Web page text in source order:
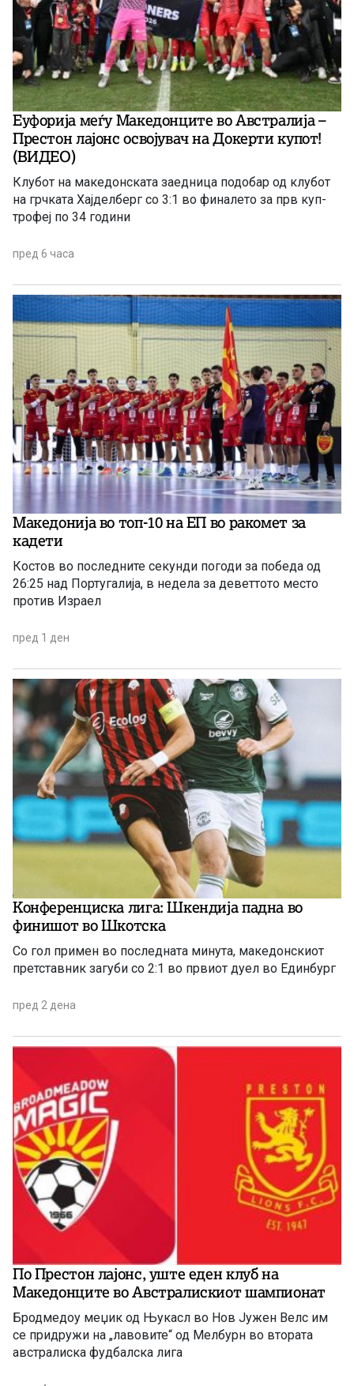
Еуфорија меѓу Македонците во Австралија –
Престон лајонс освојувач на Докерти купот!
(ВИДЕО)
Клубот на македонската заедница подобар од клубот
на грчката Хајделберг со 3:1 во финалето за прв куп-
трофеј по 34 години
пред 6 часа
Македонија во топ-10 на ЕП во ракомет за
кадети
Костов во последните секунди погоди за победа од
26:25 над Португалија, в недела за деветтото место
против Израел
пред 1 ден
Конференциска лига: Шкендија падна во
финишот во Шкотска
Со гол примен во последната минута, македонскиот
претставник загуби со 2:1 во првиот дуел во Единбург
пред 2 дена
По Престон лајонс, уште еден клуб на
Македонците во Австралискиот шампионат
Бродмедоу меџик од Њукасл во Нов Јужен Велс им
се придружи на „лавовите“ од Мелбурн во втората
австралиска фудбалска лига